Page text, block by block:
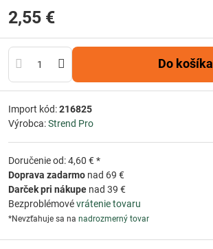
2,55 €
Do košíka
Import kód:216825
Výrobca:Strend Pro
Doručenie od: 4,60 € *
Doprava zadarmo nad 69 €
Darček pri nákupe nad 39 €
Bezproblémovévrátenie tovaru
*Nevzťahuje sa na nadrozmerný tovar